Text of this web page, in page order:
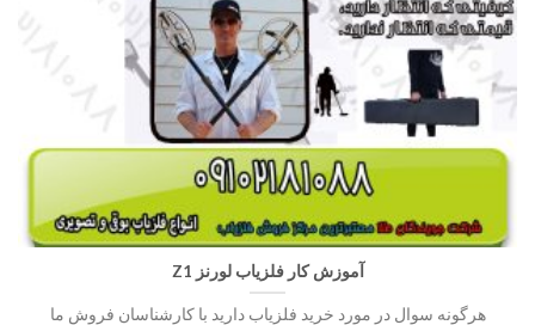
آموزش کار فلزیاب لورنز Z1
هرگونه سوال در مورد خرید فلزیاب دارید با کارشناسان فروش ما